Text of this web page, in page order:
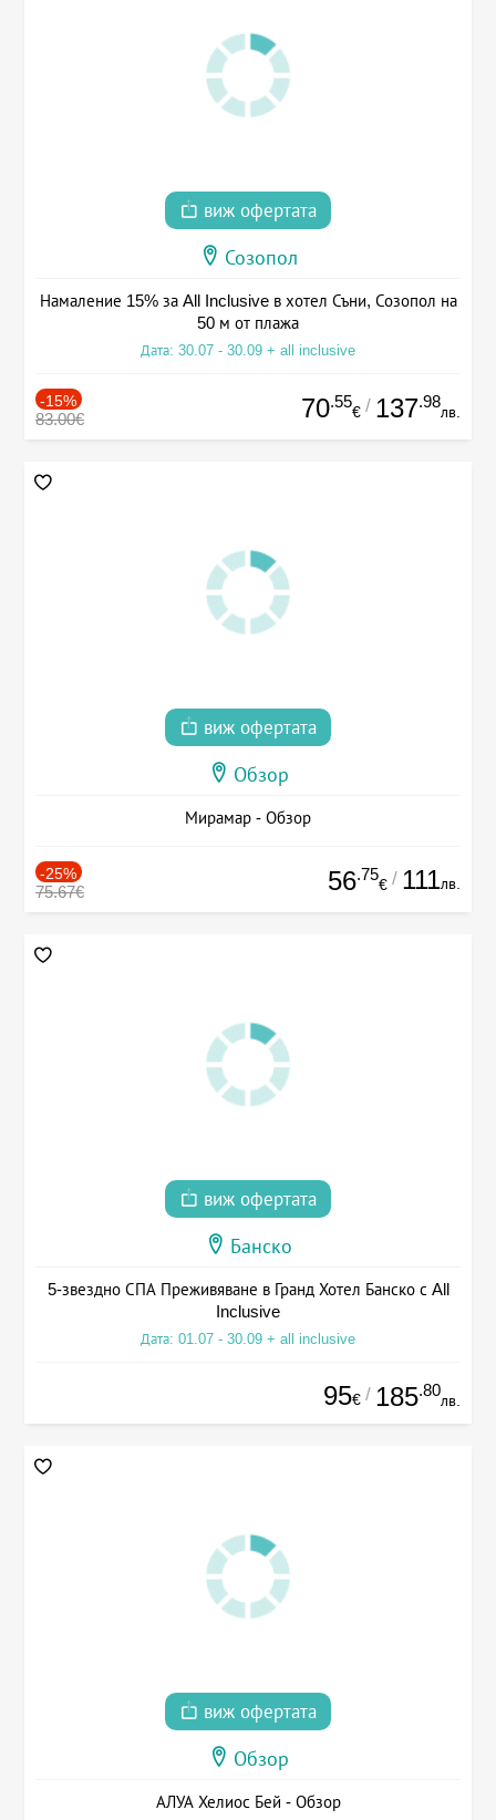
виж офертата
Созопол
Намаление 15% за All Inclusive в хотел Съни, Созопол на
50 м от плажа
Дата: 30.07 - 30.09 + all inclusive
-15%
83.00€ 70.55
€ / 137.98
лв.
виж офертата
Обзор
Мирамар - Обзор
-25%
75.67€ 56.75
€ / 111лв.
виж офертата
Банско
5-звездно СПА Преживяване в Гранд Хотел Банско с All
Inclusive
Дата: 01.07 - 30.09 + all inclusive
95€ / 185.80
лв.
виж офертата
Обзор
АЛУА Хелиос Бей - Обзор